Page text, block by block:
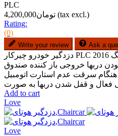
PLC
تومان4,200,000 (tax excl.)
Rating:
(0)
Write your review Ask a
دزدگیر خودرو چیرکار PLC 2016 بیصدا / با صدا ریموت کد لرنینگ
دربها خروجی باز کننده صندوق
سرقت عدم استارت اتومبیل
Add to cart
Love
Love